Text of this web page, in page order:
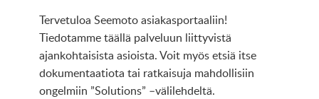
Tervetuloa Seemoto asiakasportaaliin!
Tiedotamme täällä palveluun liittyvistä
ajankohtaisista asioista. Voit myös etsiä itse
dokumentaatiota tai ratkaisuja mahdollisiin
ongelmiin ”Solutions” –välilehdeltä.